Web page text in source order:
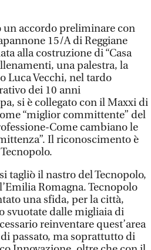
un accordo preliminare con
15/A di Reggiane
alla costruzione di “Casa
una palestra, la
Luca Vecchi, nel tardo
dei 10 anni
si è collegato con il Maxxi di
“miglior committente” del
Come cambiano le
Il riconoscimento è
tagliò il nastro del Tecnopolo,
Romagna. Tecnopolo
una sfida, per la città,
svuotate dalle migliaia di
reinventare quest’area
passato, ma soprattutto di